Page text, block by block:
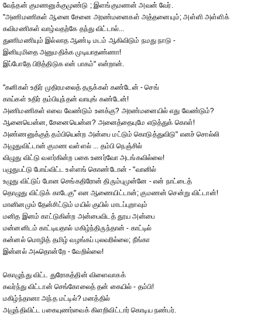
வேந்தன் குமணனுக்குமுண்டு ; இளங்குமணன் அவன் வேர்.
"அணிமணிகள் ஆனை சேனை அரண்மனைகள் அத்தனையும்; அள்ளி அள்ளிக்
கவிமணிகள் வாழ்வதற்கே தந்து விட்டால்...
துணிமணியும் இல்லாத ஆண்டி மடம் ஆகிவிடும் நமது நாடு -
இனியுமிதை அனுமதிக்க முடியாதண்ணா!
இப்போதே பிரித்திடுக என் பாகம்" என்றான்.
"கனிகள் உதிர் முதிரமலைத் தருக்கள் கண்டேன் - செங்
காய்கள் உதிர் தம்பியுந்தன் வாயுங் கண்டேன்!
அணிமணிகள் எவை வேண்டும் உனக்கு? அரண்மனையில் எது வேண்டும்?
ஆனையென்ன, சேனையென்ன? அனைத்தையுமே எடுத்துக் கொள்!
அண்ணனுக்குத் தம்பியென்ற அன்பை மட்டும் கொடுத்துவிடு" எனச் சொல்லி
அழுதுவிட்டான் குமண வள்ளல் ... தம்பி நெஞ்சில்
விழுது விட்டு வளர்கின்ற பகை உணர்வோ அடங்கவில்லை!
பழுதுபட்டு போய்விட்ட உள்ளங் கொண்டோன் - "வானில்
உழுது விட்டுப் போன செங்கதிரோன் திரும்புமுன்னே - என் நாட்டைத்
தொழுது விட்டுக் காடேகு" என ஆணையிட்டான்; குமணன் சென்று விட்டான்!
மானினமும் தேன்சிட்டும் மயில் குயில் மாடப்புறாவும்
மனித இனம் காட்டுகின்ற அன்பைவிடத் தூய அன்பை
மன்னனிடம் காட்டியதால் மகிழ்ந்திருந்தான் - காட்டில்
கன்னல் மொழித் தமிழ் வழங்கப் புலவரில்லை; நீங்கா
இன்னல் அஃதொன்றே - வேறில்லை!
கொழுந்து விட்ட துரோகத்தின் விளைவாகக்
கவர்ந்து விட்டான் செங்கோலைத் தன் கையில் - தம்பி!
மகிழ்ந்தானா அந்த மட்டில்? மனத்தில்
அழுந்திவிட்ட பகையுணர்வைக் கிளறிவிட்டார் கொடிய நண்பர்.